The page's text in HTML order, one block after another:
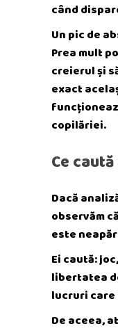
când
Un pic de
Prea mult
creierul și
exact
copilăriei.
Ce
Dacă
observăm
este
Ei caută:
libertatea
lucruri care
De aceea,